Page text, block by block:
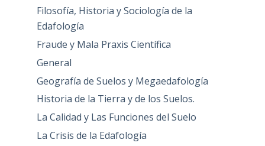
Filosofía, Historia y Sociología de la
Edafología
Fraude y Mala Praxis Científica
General
Geografía de Suelos y Megaedafología
Historia de la Tierra y de los Suelos.
La Calidad y Las Funciones del Suelo
La Crisis de la Edafología